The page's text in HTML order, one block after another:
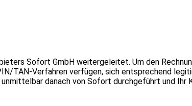
Sofort GmbH weitergeleitet. Um den
TAN-Verfahren verfügen, sich entsprechend
danach von Sofort durchgeführt und Ihr